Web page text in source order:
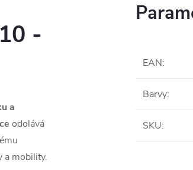
-
a
odolává
a mobility.
EAN:
Barvy:
SKU: